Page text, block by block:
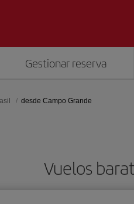
Gestionar reserva
desde Campo Grande
Vuelos